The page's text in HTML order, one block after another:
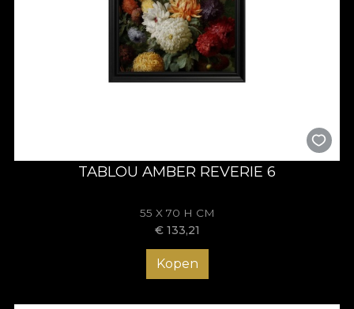
TABLOU AMBER REVERIE 6
55 X 70 H CM
€ 133,21
Kopen